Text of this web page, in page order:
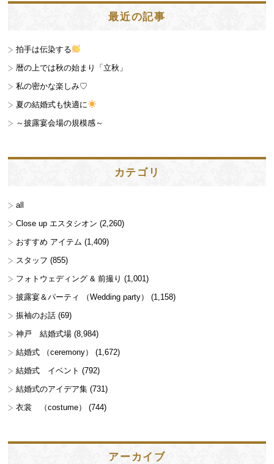
最近の記事
拍手は伝染する
暦の上では秋の始まり「立秋」
私の密かな楽しみ♡
夏の結婚式も快適に
～披露宴会場の規模感～
カテゴリ
all
Close up エスタシオン (2,260)
おすすめ アイテム (1,409)
スタッフ (855)
フォトウェディング & 前撮り (1,001)
披露宴＆パーティ （Wedding party）
(1,158)
振袖のお話 (69)
神戸 結婚式場 (8,984)
結婚式 （ceremony）
(1,672)
結婚式 イベント (792)
結婚式のアイデア集 (731)
衣裳 （costume）
(744)
アーカイブ